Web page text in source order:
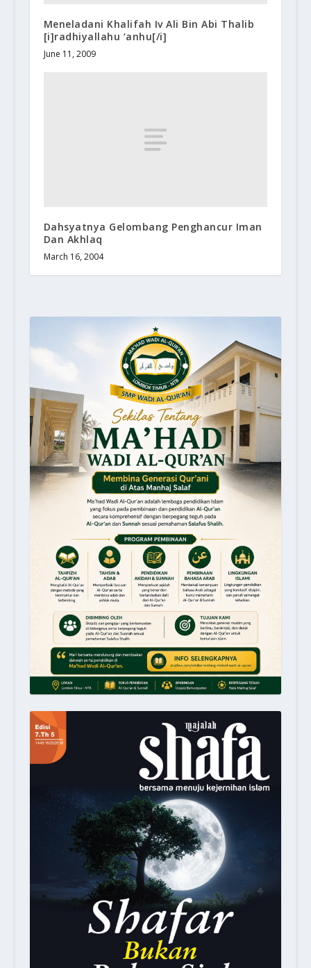
Meneladani Khalifah Iv Ali Bin Abi Thalib
[i]radhiyallahu ‘anhu[/i]
June 11, 2009
Dahsyatnya Gelombang Penghancur Iman
Dan Akhlaq
March 16, 2004